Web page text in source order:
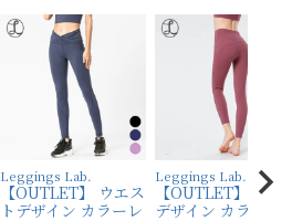
Leggings Lab.
【OUTLET】 ウエス
トデザイン カラーレ
Leggings Lab.
【OUTLET】 バッ
デザイン カラーレ